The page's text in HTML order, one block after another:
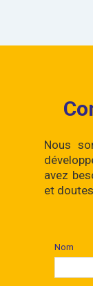
Nous
avez
et